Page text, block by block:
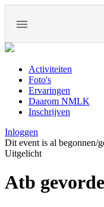
Activiteiten
Foto's
Ervaringen
Daarom NMLK
Inschrijven
Inloggen
Dit event is al begonnen/
Uitgelicht
Atb